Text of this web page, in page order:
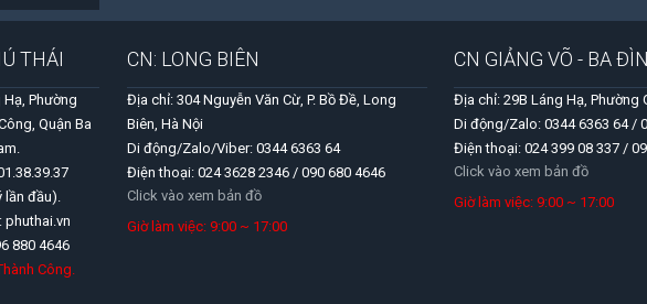
THÁI
Phường
Quận Ba
lần đầu).
phuthai.vn
880 4646
Công.
CN: LONG BIÊN
Địa chỉ: 304 Nguyễn Văn Cừ, P. Bồ Đề, Long
Biên, Hà Nội
Di động/Zalo/Viber: 0344 6363 64
Điện thoại: 024 3628 2346 / 090 680 4646
Click vào xem bản đồ
Giờ làm việc: 9:00 ~ 17:00
CN GIẢNG VÕ - BA
Địa chỉ: 29B Láng Hạ, Phường
Di động/Zalo: 0344 6363 64 /
Điện thoại: 024 399 08 337 /
Click vào xem bản đồ
Giờ làm việc: 9:00 ~ 17:00